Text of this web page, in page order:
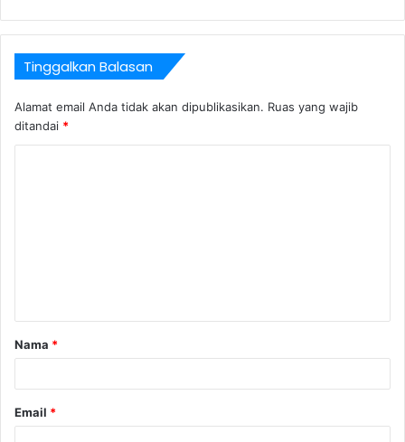
Tinggalkan Balasan
Alamat email Anda tidak akan dipublikasikan. Ruas yang wajib
ditandai *
Nama *
Email *